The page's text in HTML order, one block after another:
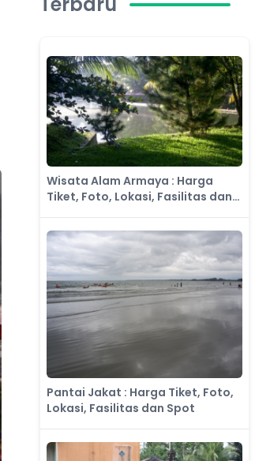
Wisata Alam Armaya : Harga
Tiket, Foto, Lokasi, Fasilitas dan
Pantai Jakat : Harga Tiket, Foto,
Lokasi, Fasilitas dan Spot